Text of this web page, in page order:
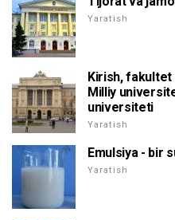
Yaratish
Kirish, fakultet
Milliy
universiteti
Yaratish
Emulsiya - bir
Yaratish